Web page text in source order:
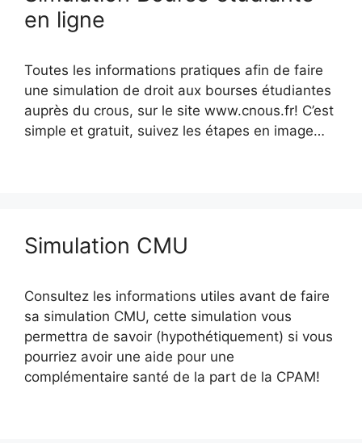
en ligne
Toutes les informations pratiques afin de faire
une simulation de droit aux bourses étudiantes
auprès du crous, sur le site www.cnous.fr! C’est
simple et gratuit, suivez les étapes en image…
Simulation CMU
Consultez les informations utiles avant de faire
sa simulation CMU, cette simulation vous
permettra de savoir (hypothétiquement) si vous
pourriez avoir une aide pour une
complémentaire santé de la part de la CPAM!